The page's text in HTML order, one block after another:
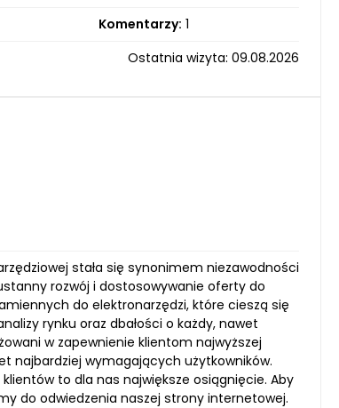
Komentarzy: 1
Ostatnia wizyta: 09.08.2026
stała się synonimem niezawodności
rozwój i dostosowywanie oferty do
do elektronarzędzi, które cieszą się
rynku oraz dbałości o każdy, nawet
w zapewnienie klientom najwyższej
najbardziej wymagających użytkowników.
to dla nas największe osiągnięcie. Aby
do odwiedzenia naszej strony internetowej.